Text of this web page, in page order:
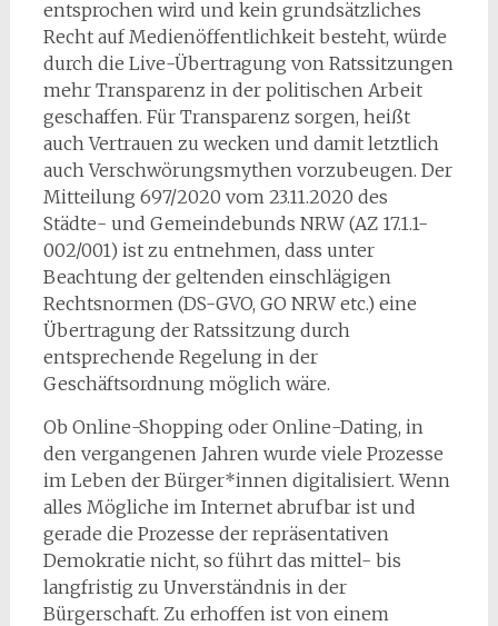
entsprochen wird und kein grundsätzliches
Recht auf Medienöffentlichkeit besteht, würde
durch die Live-Übertragung von Ratssitzungen
mehr Transparenz in der politischen Arbeit
geschaffen. Für Transparenz sorgen, heißt
auch Vertrauen zu wecken und damit letztlich
auch Verschwörungsmythen vorzubeugen. Der
Mitteilung 697/2020 vom 23.11.2020 des
Städte- und Gemeindebunds NRW (AZ 17.1.1-
002/001) ist zu entnehmen, dass unter
Beachtung der geltenden einschlägigen
Rechtsnormen (DS-GVO, GO NRW etc.) eine
Übertragung der Ratssitzung durch
entsprechende Regelung in der
Geschäftsordnung möglich wäre.
Ob Online-Shopping oder Online-Dating, in
den vergangenen Jahren wurde viele Prozesse
im Leben der Bürger*innen digitalisiert. Wenn
alles Mögliche im Internet abrufbar ist und
gerade die Prozesse der repräsentativen
Demokratie nicht, so führt das mittel- bis
langfristig zu Unverständnis in der
Bürgerschaft. Zu erhoffen ist von einem